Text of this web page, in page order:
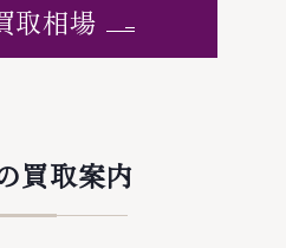
取相場
買取案内